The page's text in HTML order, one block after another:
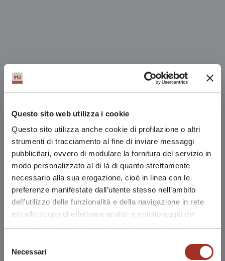
Questo sito web utilizza i cookie
Questo sito utilizza anche cookie di profilazione o altri
strumenti di tracciamento al fine di inviare messaggi
pubblicitari, ovvero di modulare la fornitura del servizio in
modo personalizzato al di là di quanto strettamente
necessario alla sua erogazione, cioè in linea con le
preferenze manifestate dall’utente stesso nell’ambito
dell’utilizzo delle funzionalità e della navigazione in rete
e/o allo scopo di effettuare analisi e monitoraggio dei
nostro sito, con i nostri partner che si occupano di analisi
delNecessari